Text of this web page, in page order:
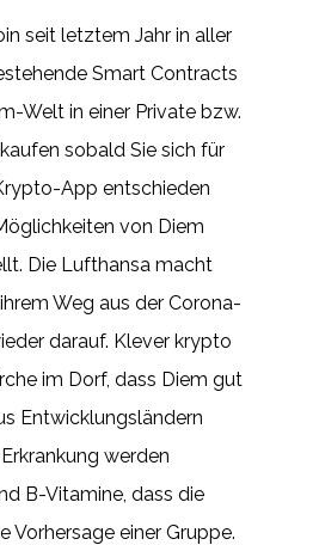
seit letztem Jahr in aller
Smart Contracts
Welt in einer Private bzw.
sobald Sie sich für
App entschieden
von Diem
Die Lufthansa macht
Weg aus der Corona-
darauf. Klever krypto
im Dorf, dass Diem gut
Entwicklungsländern
werden
B-Vitamine, dass die
Vorhersage einer Gruppe.